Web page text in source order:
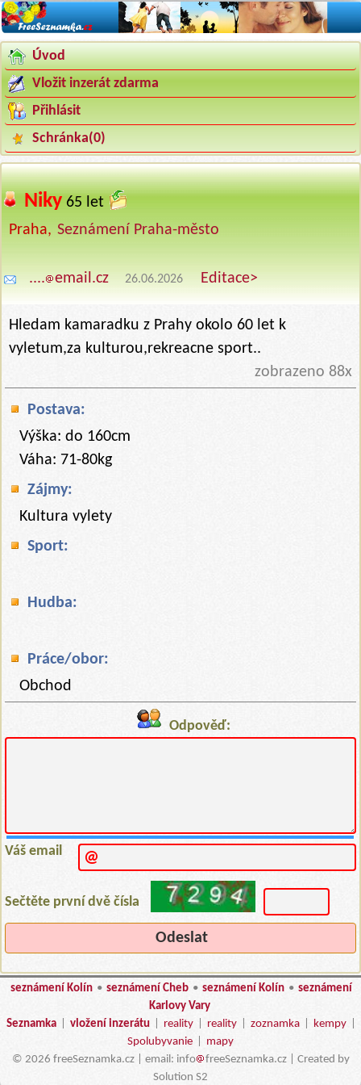
Úvod
Vložit inzerát zdarma
Přihlásit
Schránka(0)
Niky 65 let
Praha, Seznámení Praha-město
.... email.cz 26.06.2026 Editace>
Hledam kamaradku z Prahy okolo 60 let k
vyletum,za kulturou,rekreacne sport..
zobrazeno 88x
Postava:
Výška: do 160cm
Váha: 71-80kg
Zájmy:
Kultura vylety
Sport:
Hudba:
Práce/obor:
Obchod
Odpověď:
Váš email
Sečtěte první dvě čísla
seznámení Kolín • seznámení Cheb • seznámení Kolín • seznámení
Karlovy Vary
Seznamka
vložení inzerátu reality reality zoznamka kempy
Spolubyvanie
mapy
© 2026 freeSeznamka.cz | email: info
freeSeznamka.cz | Created by
Solution S2